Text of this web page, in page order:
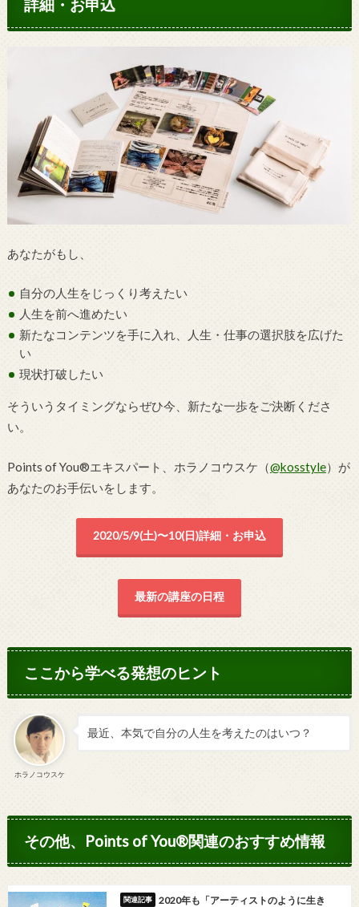
詳細・お申込
あなたがもし、
自分の人生をじっくり考えたい
人生を前へ進めたい
新たなコンテンツを手に入れ、人生・仕事の選択肢を広げた
い
現状打破したい
そういうタイミングならぜひ今、新たな一歩をご決断くださ
い。
Points of You®エキスパート、ホラノコウスケ（@kosstyle）が
あなたのお手伝いをします。
2020/5/9(土)〜10(日)詳細・お申込
最新の講座の日程
ここから学べる発想のヒント
ホラノコウスケ
最近、本気で自分の人生を考えたのはいつ？
その他、Points of You®関連のおすすめ情報
2020年も「アーティストのように生き